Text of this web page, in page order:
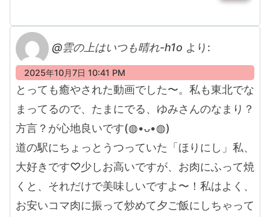
@雲の上はいつも晴れ-h1o より:
2025年10月7日 10:41 PM
とっても癒やされた動画でした〜。私も東北でな
まってるので、たまにでる、ゆみさんのなまり？
方言？が心地良いです(⁠◍⁠•⁠ᴗ⁠•⁠◍⁠)
道の駅にちょっとうつっていた「ほりにし」私、
大好きです♡少しお高いですが、お肉にふって焼
くと、それだけで美味しいですよ〜！私はよく、
お安いコマ肉に振って炒めて夕ご飯にしちゃって